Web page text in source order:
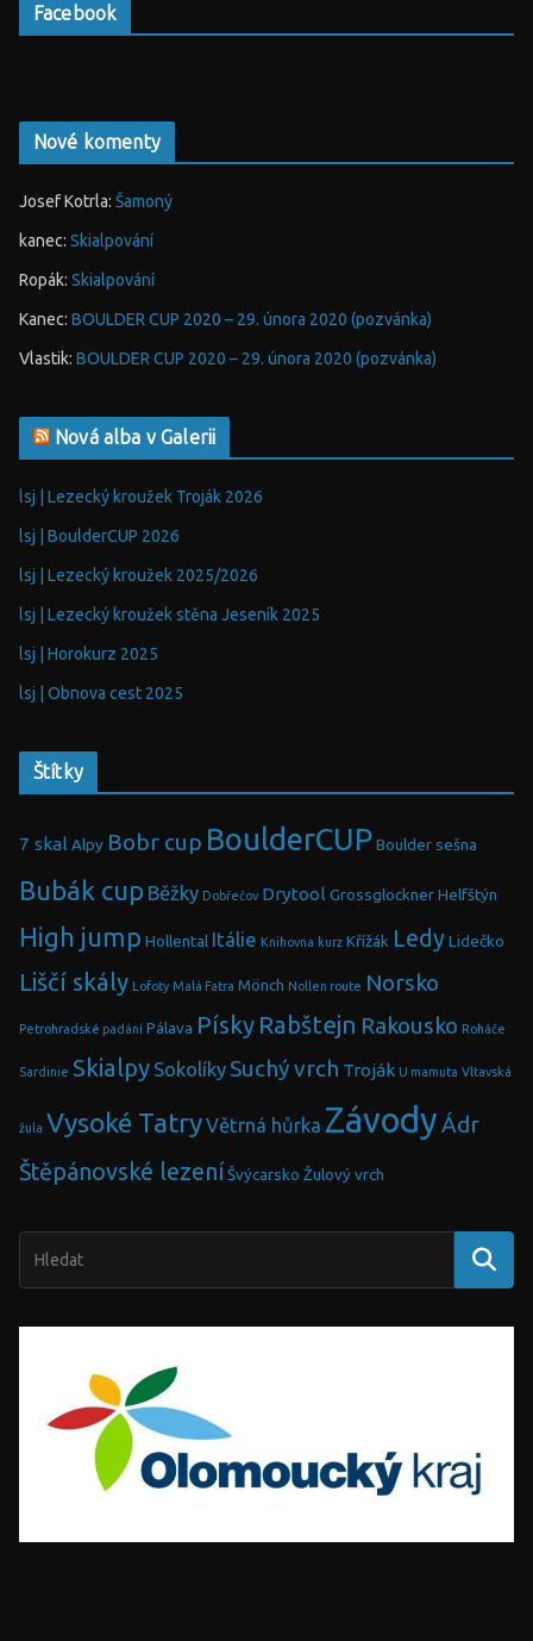
Facebook
Nové komenty
Josef Kotrla: Šamoný
kanec: Skialpování
Ropák: Skialpování
Kanec: BOULDER CUP 2020 – 29. února 2020 (pozvánka)
Vlastik: BOULDER CUP 2020 – 29. února 2020 (pozvánka)
Nová alba v Galerii
lsj | Lezecký kroužek Troják 2026
lsj | BoulderCUP 2026
lsj | Lezecký kroužek 2025/2026
lsj | Lezecký kroužek stěna Jeseník 2025
lsj | Horokurz 2025
lsj | Obnova cest 2025
Štítky
7 skal Alpy Bobr cup BoulderCUP Boulder sešna
Bubák cup Běžky Dobřečov Drytool Grossglockner Helfštýn
High jump Hollental Itálie Knihovna kurz Křížák Ledy Lidečko
Liščí skály Lofoty Malá Fatra Mönch Nollen route Norsko
Petrohradské padání Pálava Písky Rabštejn Rakousko Roháče
Sardinie Skialpy Sokolíky Suchý vrch Troják U mamuta Vltavská
žula Vysoké TatryVětrná hůrka ZávodyÁdr
Štěpánovské lezení Švýcarsko Žulový vrch